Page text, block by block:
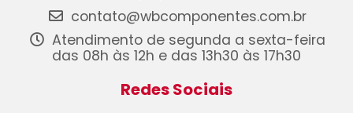
contato@wbcomponentes.com.br
Atendimento de segunda a sexta-feira
das 08h às 12h e das 13h30 às 17h30
Redes Sociais